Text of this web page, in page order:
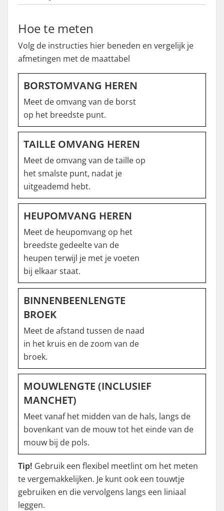
Hoe te meten
Volg de instructies hier beneden en vergelijk je
afmetingen met de maattabel
BORSTOMVANG HEREN
Meet de omvang van de borst
op het breedste punt.
TAILLE OMVANG HEREN
Meet de omvang van de taille op
het smalste punt, nadat je
uitgeademd hebt.
HEUPOMVANG HEREN
Meet de heupomvang op het
breedste gedeelte van de
heupen terwijl je met je voeten
bij elkaar staat.
BINNENBEENLENGTE
BROEK
Meet de afstand tussen de naad
in het kruis en de zoom van de
broek.
MOUWLENGTE (INCLUSIEF
MANCHET)
Meet vanaf het midden van de hals, langs de
bovenkant van de mouw tot het einde van de
mouw bij de pols.
Tip! Gebruik een flexibel meetlint om het meten
te vergemakkelijken. Je kunt ook een touwtje
gebruiken en die vervolgens langs een liniaal
leggen.